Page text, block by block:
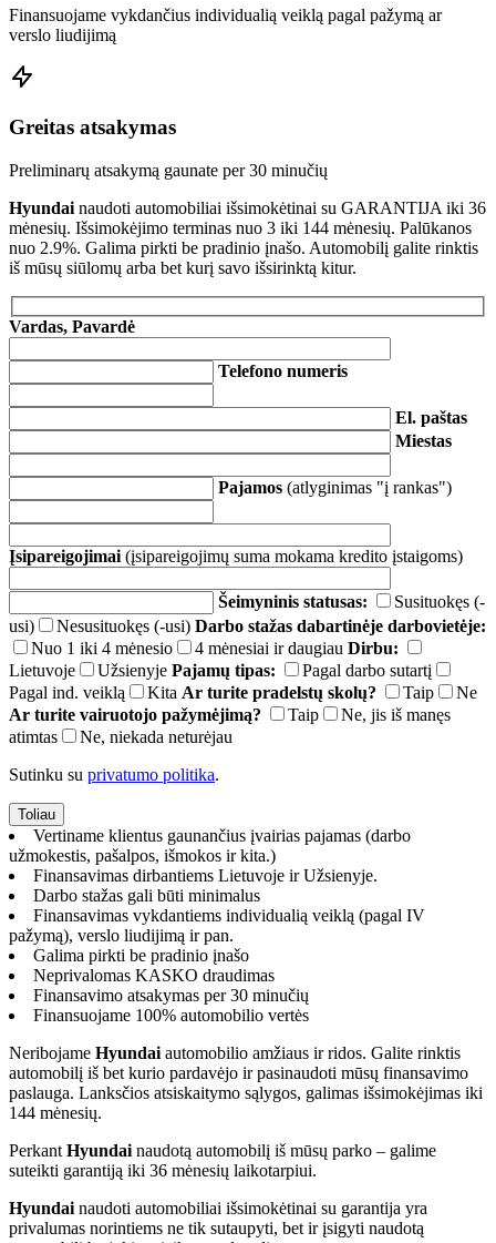
Finansuojame vykdančius individualią veiklą pagal pažymą ar
verslo liudijimą
Greitas atsakymas
Preliminarų atsakymą gaunate per 30 minučių
Hyundai naudoti automobiliai išsimokėtinai su GARANTIJA iki 36
mėnesių. Išsimokėjimo terminas nuo 3 iki 144 mėnesių. Palūkanos
nuo 2.9%. Galima pirkti be pradinio įnašo. Automobilį galite rinktis
iš mūsų siūlomų arba bet kurį savo išsirinktą kitur.
Vardas, Pavardė
Telefono numeris
El. paštas
Miestas
Pajamos (atlyginimas "į rankas")
Įsipareigojimai (įsipareigojimų suma mokama kredito įstaigoms)
Šeimyninis statusas:
Susituokęs (-
usi)
Nesusituokęs (-usi) Darbo stažas dabartinėje darbovietėje:
Nuo 1 iki 4 mėnesio
4 mėnesiai ir daugiau Dirbu:
Lietuvoje
Užsienyje Pajamų tipas:
Pagal darbo sutartį
Pagal ind. veiklą
Kita Ar turite pradelstų skolų? Taip
Ne
Ar turite vairuotojo pažymėjimą?
Taip
Ne, jis iš manęs
atimtas
Ne, niekada neturėjau
Sutinku su privatumo politika.
Vertiname klientus gaunančius įvairias pajamas (darbo
užmokestis, pašalpos, išmokos ir kita.)
Finansavimas dirbantiems Lietuvoje ir Užsienyje.
Darbo stažas gali būti minimalus
Finansavimas vykdantiems individualią veiklą (pagal IV
pažymą), verslo liudijimą ir pan.
Galima pirkti be pradinio įnašo
Neprivalomas KASKO draudimas
Finansavimo atsakymas per 30 minučių
Finansuojame 100% automobilio vertės
Neribojame Hyundai automobilio amžiaus ir ridos. Galite rinktis
automobilį iš bet kurio pardavėjo ir pasinaudoti mūsų finansavimo
paslauga. Lanksčios atsiskaitymo sąlygos, galimas išsimokėjimas iki
144 mėnesių.
Perkant Hyundai naudotą automobilį iš mūsų parko – galime
suteikti garantiją iki 36 mėnesių laikotarpiui.
Hyundai naudoti automobiliai išsimokėtinai su garantija yra
privalumas norintiems ne tik sutaupyti, bet ir įsigyti naudotą